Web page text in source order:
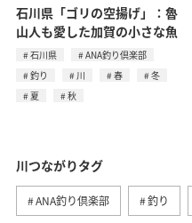
石川県「ゴリの空揚げ」：魯
山人も愛した加賀の小さな魚
石川県
ANA釣り倶楽部
釣り
川 春
冬
夏
秋
川つながりタグ
ANA釣り倶楽部 釣り